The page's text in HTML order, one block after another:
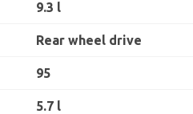
9.3 l
Rear wheel drive
95
5.7 l